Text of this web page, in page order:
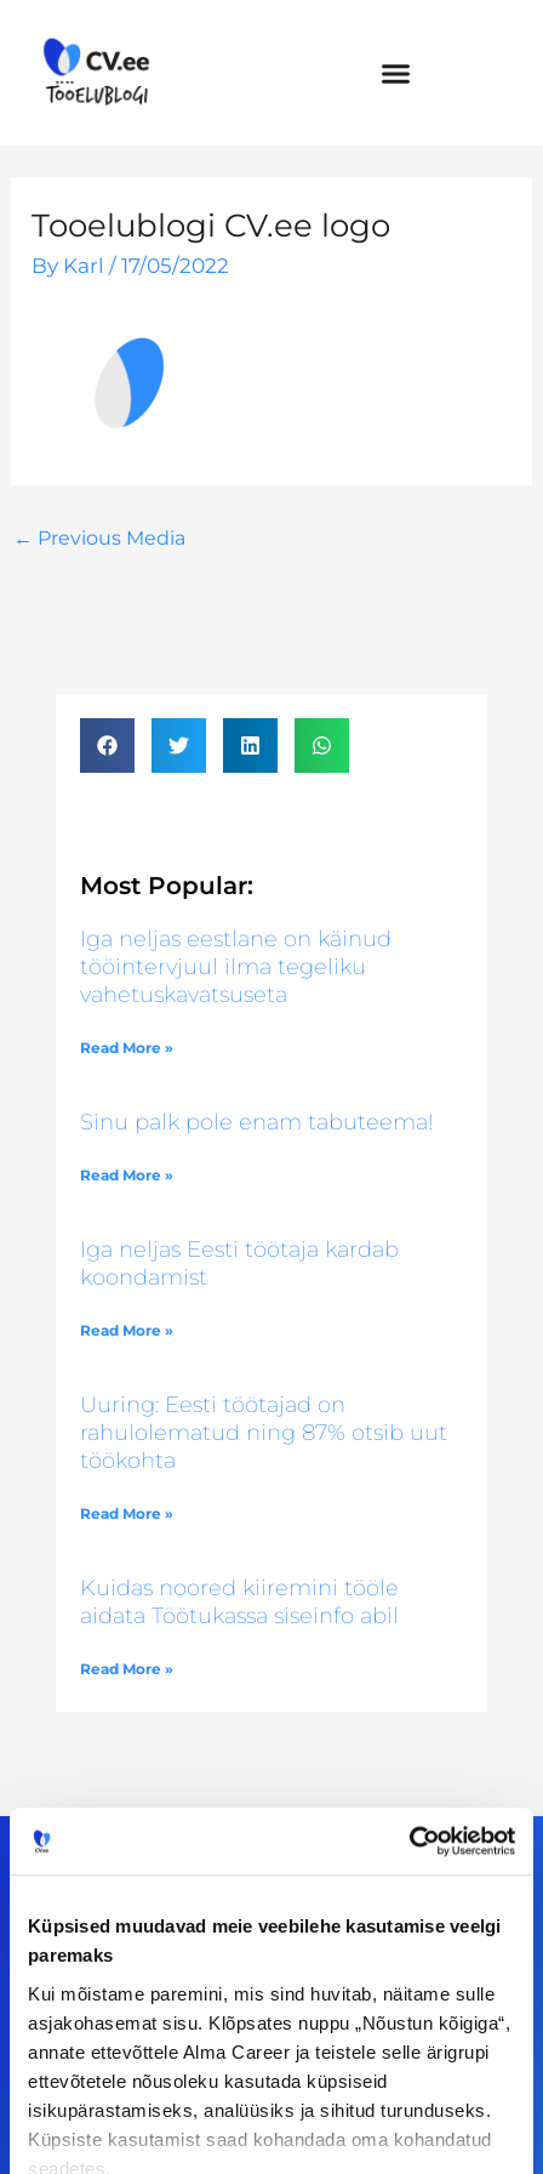
Küpsised muudavad meie veebilehe kasutamise veelgi
paremaks
Kui mõistame paremini, mis sind huvitab, näitame sulle
asjakohasemat sisu. Klõpsates nuppu „Nõustun kõigiga“,
annate ettevõttele Alma Career ja teistele selle ärigrupi
ettevõtetele nõusoleku kasutada küpsiseid
isikupärastamiseks, analüüsiks ja sihitud turunduseks.
Küpsiste kasutamist saad kohandada oma kohandatud
seadetes.
content
Tooelublogi CV.ee logo
By Karl/17/05/2022
← Previous Media
Most Popular:
Iga neljas eestlane on käinud
tööintervjuul ilma tegeliku
vahetuskavatsuseta
Read More »
Sinu palk pole enam tabuteema!
Read More »
Iga neljas Eesti töötaja kardab
koondamist
Read More »
Uuring: Eesti töötajad on
rahulolematud ning 87% otsib uut
töökohta
Read More »
Kuidas noored kiiremini tööle
aidata Töötukassa siseinfo abil
Read More »
Meiega leiad!
Tööelublogi.ee lehelt leiad kõik vajaliku, et olla
kursis tööturu uudistega. Kui sul on
ettepanekuid erinevate teemade osas või soovid
teha koostööd, siis võta meiega julgelt ühendust.